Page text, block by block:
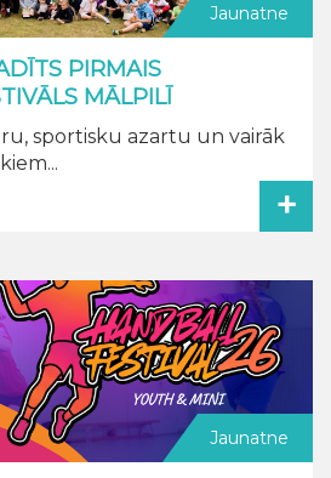
Jaunatne
PIRMAIS
MĀLPILĪ
sportisku azartu un vairāk
+
Jaunatne